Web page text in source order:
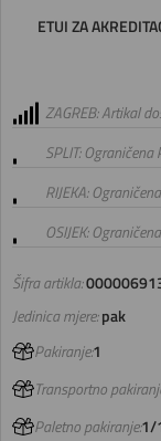
ETUI ZA
Šifra artikla:
ZAGREB: Artikal
SPLIT:
RIJEKA:
OSIJEK:
Jedinica mjere:pak
Pakiranje:1
Transportno
Paletno pakiranje:1/